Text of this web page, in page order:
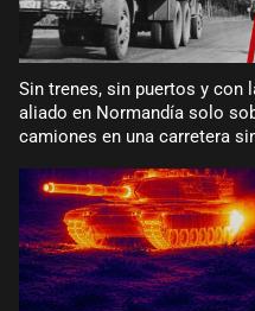
Sin trenes, sin puertos y con
aliado en Normandía solo
camiones en una carretera